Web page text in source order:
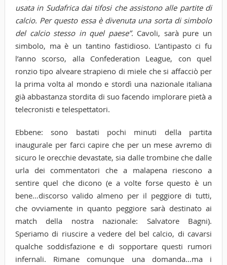
usata in Sudafrica dai tifosiche assistono alle partite di
calcio. Per questo essa è divenuta una sorta di simbolo
del calcio stesso in quel paese”. Cavoli, sarà pure un
simbolo, ma è un tantino fastidioso. L’antipasto ci fu
l’anno scorso, alla Confederation League, con quel
ronzio tipo alveare strapieno di miele che si affacciò per
la prima volta al mondo e stordì una nazionale italiana
già abbastanza stordita di suo facendo implorare pietà a
telecronisti e telespettatori.
Ebbene: sono bastati pochi minuti della partita
inaugurale per farci capire che per un mese avremo di
sicuro le orecchie devastate, sia dalle trombine che dalle
urla dei commentatori che a malapena riescono a
sentire quel che dicono (e a volte forse questo è un
bene…discorso valido almeno per il peggiore di tutti,
che ovviamente in quanto peggiore sarà destinato ai
match della nostra nazionale: Salvatore Bagni).
Speriamo di riuscire a vedere del bel calcio, di cavarsi
qualche soddisfazione e di sopportare questi rumori
infernali. Rimane comunque una domanda…ma i